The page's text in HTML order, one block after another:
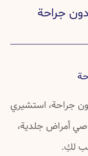
جراحة
جراحة، استشيري
أمراض جلدية،
لكِ.